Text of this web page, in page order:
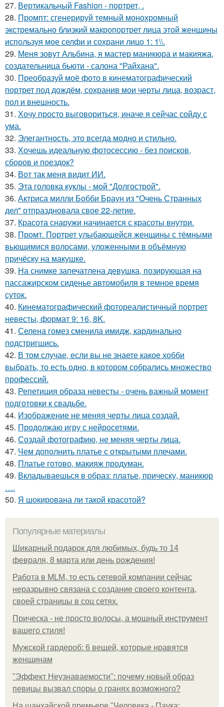
27. Вертикальный Fashion - портрет, .
28. Промпт: сгенерируй темный монохромный
экстремально близкий макропортрет лица этой женщины
используя мое селфи и сохрани лицо 1: 1\\.
29. Меня зовут Альбина, я мастер маникюра и макияжа,
создательница бьюти - салона "Райхана".
30. Преобразуй моё фото в кинематографический
портрет под дождём, сохранив мои черты лица, возраст,
пол и внешность.
31. Хочу просто выговориться, иначе я сейчас сойду с
ума.
32. Элегантность, это всегда модно и стильно.
33. Хочешь идеальную фотосессию - без поисков,
сборов и поездок?
34. Вот так меня видит ИИ.
35. Эта головка куклы - мой "Долгострой".
36. Актриса милли Бобби Браун из "Очень Странных
дел" отпраздновала свое 22-летие.
37. Красота снаружи начинается с красоты внутри.
38. Промт. Портрет улыбающейся женщины с тёмными
вьющимися волосами, уложенными в объёмную
причёску на макушке.
39. На снимке запечатлена девушка, позирующая на
пассажирском сиденье автомобиля в темное время
суток.
40. Кинематографический фотореалистичный портрет
невесты, формат 9: 16, 8K.
41. Селена гомез сменила имидж, кардинально
подстригшись.
42. В том случае, если вы не знаете какое хобби
выбрать, то есть одно, в котором собрались множество
профессий.
43. Репетиция образа невесты - очень важный момент
подготовки к свадьбе.
44. Изображение не меняя черты лица создай.
45. Продолжаю игру с нейросетями.
46. Создай фотографию, не меняя черты лица.
47. Чем дополнить платье с открытыми плечами.
48. Платье готово, макияж продуман.
49. Вкладываешься в образ: платье, прическу, маникюр
….
50. Я шокирована ли такой красотой?
Популярные материалы
Шикарный подарок для любимых, будь то 14
февраля, 8 марта или день рождения!
Работа в MLM, то есть сетевой компании сейчас
неразрывно связана с создание своего контента,
своей страницы в соц сетях.
Прическа - не просто волосы, а мощный инструмент
вашего стиля!
Мужской гардероб: 6 вещей, которые нравятся
женщинам
"Эффект Неузнаваемости": почему новый образ
певицы вызвал споры о гранях возможного?